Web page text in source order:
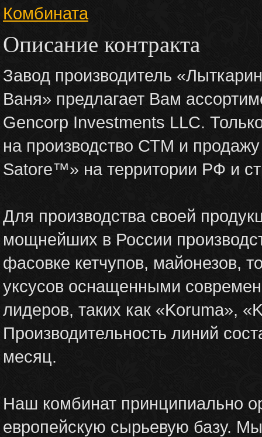
Комбината
Описание контракта
Завод производитель
Ваня» предлагает Вам
Gencorp Investments LLC.
на производство СТМ и
Satore™» на территории РФ и
Для производства своей
мощнейших в России
фасовке кетчупов, майонезов,
уксусов оснащенными
лидеров, таких как «Koruma»,
Производительность линий
месяц.
Наш комбинат принципиально
европейскую сырьевую базу.